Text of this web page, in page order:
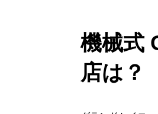
機械式
店は？